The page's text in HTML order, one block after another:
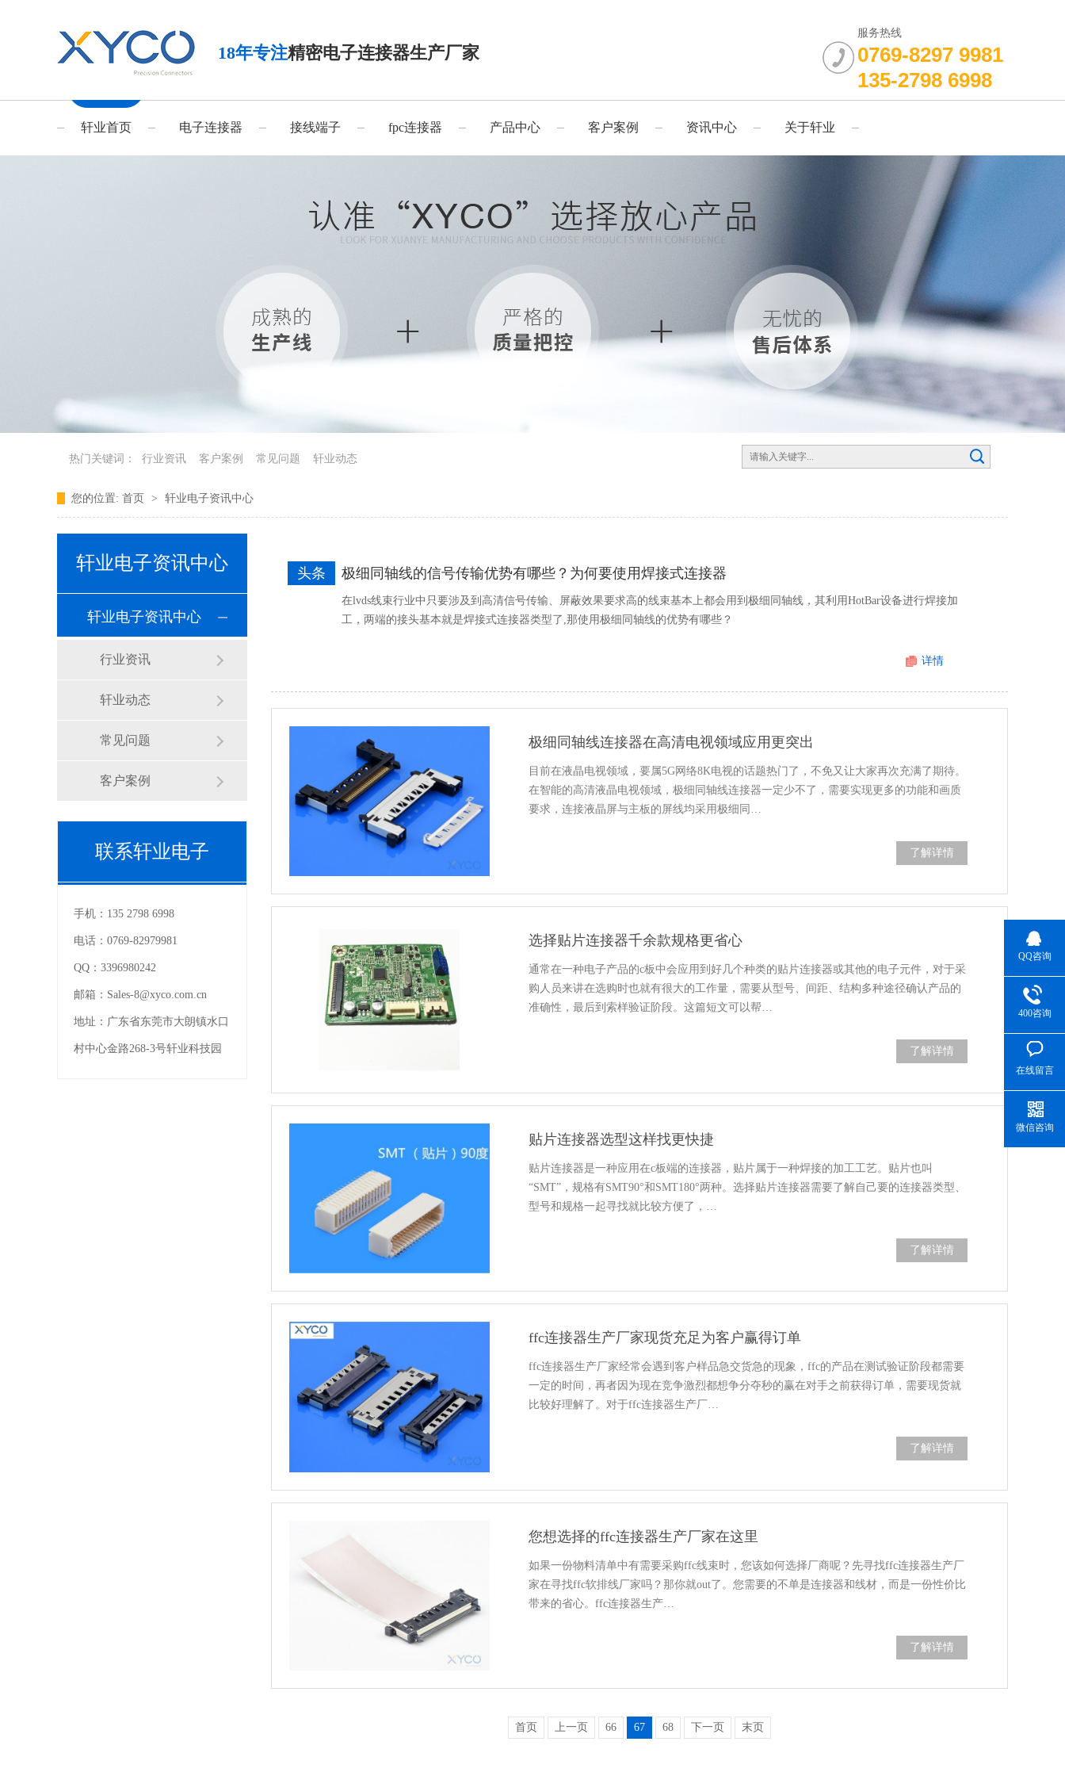
18年专注精密电子连接器生产厂家
服务热线
0769-8297 9981
135-2798 6998
轩业首页 电子连接器 接线端子 fpc连接器 产品中心 客户案例 资讯中心 关于轩业
热门关键词： 行业资讯 客户案例 常见问题 轩业动态
您的位置: 首页 > 轩业电子资讯中心
轩业电子资讯中心
轩业电子资讯中心
行业资讯
轩业动态
常见问题
客户案例
联系轩业电子
手机： 135 2798 6998
电话： 0769-82979981
QQ： 3396980242
邮箱： Sales-8@xyco.com.cn
地址： 广东省东莞市大朗镇水口
村中心金路268-3号轩业科技园
极细同轴线的信号传输优势有哪些？为何要使用焊接式连接器
头条
在lvds线束行业中只要涉及到高清信号传输、屏蔽效果要求高的线束基本上都会用到极细同轴线，其利用HotBar设备进行焊接加
工，两端的接头基本就是焊接式连接器类型了,那使用极细同轴线的优势有哪些？
详情
极细同轴线连接器在高清电视领域应用更突出
目前在液晶电视领域，要属5G网络8K电视的话题热门了，不免又让大家再次充满了期待。
在智能的高清液晶电视领域，极细同轴线连接器一定少不了，需要实现更多的功能和画质
要求，连接液晶屏与主板的屏线均采用极细同…
了解详情
选择贴片连接器千余款规格更省心
通常在一种电子产品的c板中会应用到好几个种类的贴片连接器或其他的电子元件，对于采
购人员来讲在选购时也就有很大的工作量，需要从型号、间距、结构多种途径确认产品的
准确性，最后到索样验证阶段。这篇短文可以帮…
了解详情
贴片连接器选型这样找更快捷
贴片连接器是一种应用在c板端的连接器，贴片属于一种焊接的加工工艺。贴片也叫
“SMT”，规格有SMT90°和SMT180°两种。选择贴片连接器需要了解自己要的连接器类型、
型号和规格一起寻找就比较方便了，…
了解详情
ffc连接器生产厂家现货充足为客户赢得订单
ffc连接器生产厂家经常会遇到客户样品急交货急的现象，ffc的产品在测试验证阶段都需要
一定的时间，再者因为现在竞争激烈都想争分夺秒的赢在对手之前获得订单，需要现货就
比较好理解了。对于ffc连接器生产厂…
了解详情
您想选择的ffc连接器生产厂家在这里
如果一份物料清单中有需要采购ffc线束时，您该如何选择厂商呢？先寻找ffc连接器生产厂
家在寻找ffc软排线厂家吗？那你就out了。您需要的不单是连接器和线材，而是一份性价比
带来的省心。ffc连接器生产…
了解详情
首页 上一页 66 67 68 下一页 末页
QQ咨询
400咨询
在线留言
微信咨询